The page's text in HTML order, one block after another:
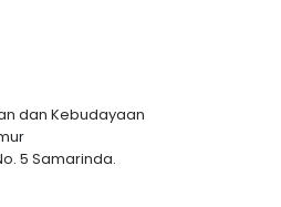
dan Kebudayaan
5 Samarinda.